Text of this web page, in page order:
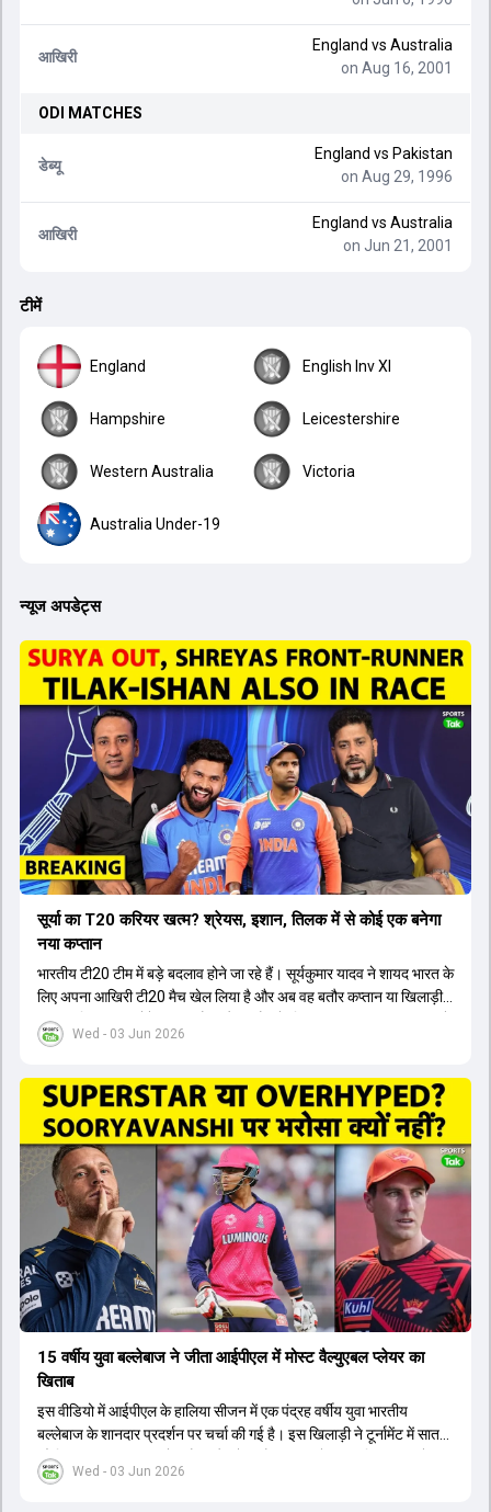
आखिरी
England vs Australia
on Aug 16, 2001
ODI MATCHES
डेब्यू
England vs Pakistan
on Aug 29, 1996
आखिरी
England vs Australia
on Jun 21, 2001
टीमें
England English Inv XI
Hampshire Leicestershire
Western Australia Victoria
Australia Under-19
न्यूज अपडेट्स
Wed - 03 Jun 2026
सूर्या का T20 करियर खत्म? श्रेयस, इशान, तिलक में से कोई एक बनेगा
नया कप्तान
भारतीय टी20 टीम में बड़े बदलाव होने जा रहे हैं। सूर्यकुमार यादव ने शायद भारत के
लिए अपना आखिरी टी20 मैच खेल लिया है और अब वह बतौर कप्तान या खिलाड़ी
टीम का हिस्सा नहीं होंगे। आयरलैंड और इंग्लैंड के खिलाफ आगामी टी20 सीरीज के
लिए नए कप्तान की तलाश जारी है। इस रेस में श्रेयस अय्यर सबसे आगे चल रहे
पटेल इस रेस में काफी पीछे हैं, जबकि संजू सैमसन और रजत पाटीदार कप्तानी की
दौड़ से बाहर हैं। आगामी सीरीज के लिए वैभव सूर्यवंशी को तीसरे ओपनर के तौर पर
टीम में शामिल किया जाएगा, जबकि अभिषेक शर्मा और संजू सैमसन पहली पसंद
होंगे। इसके अलावा नीतीश रेड्डी को बतौर ऑलराउंडर ज्यादा मौके मिलेंगे। अजीत
अगरकर की अगुवाई वाली चयन समिति और कोच गौतम गंभीर आगामी टी20 वर्ल्ड
कप और 2028 ओलंपिक के लिए लंबी अवधि का विजन लेकर चल रहे हैं।
Wed - 03 Jun 2026
15 वर्षीय युवा बल्लेबाज ने जीता आईपीएल में मोस्ट वैल्युएबल प्लेयर का
खिताब
इस वीडियो में आईपीएल के हालिया सीजन में एक पंद्रह वर्षीय युवा भारतीय
बल्लेबाज के शानदार प्रदर्शन पर चर्चा की गई है। इस खिलाड़ी ने टूर्नामेंट में सात
सौ छिहत्तर रन बनाकर ऑरेंज कैप और मोस्ट वैल्युएबल प्लेयर का खिताब अपने नाम
किया है। वीडियो में बताया गया है कि ऑस्ट्रेलियाई टीम के वर्तमान कप्तान और